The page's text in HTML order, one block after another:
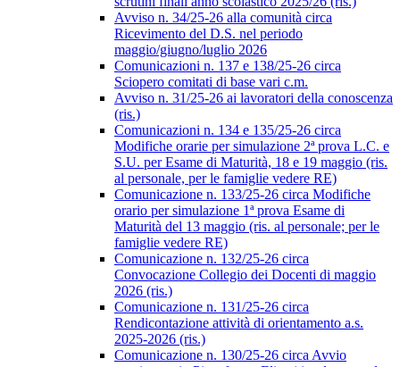
Avviso n. 34/25-26 alla comunità circa
Ricevimento del D.S. nel periodo
maggio/giugno/luglio 2026
Comunicazioni n. 137 e 138/25-26 circa
Sciopero comitati di base vari c.m.
Avviso n. 31/25-26 ai lavoratori della conoscenza
(ris.)
Comunicazioni n. 134 e 135/25-26 circa
Modifiche orarie per simulazione 2ª prova L.C. e
S.U. per Esame di Maturità, 18 e 19 maggio (ris.
al personale, per le famiglie vedere RE)
Comunicazione n. 133/25-26 circa Modifiche
orario per simulazione 1ª prova Esame di
Maturità del 13 maggio (ris. al personale; per le
famiglie vedere RE)
Comunicazione n. 132/25-26 circa
Convocazione Collegio dei Docenti di maggio
2026 (ris.)
Comunicazione n. 131/25-26 circa
Rendicontazione attività di orientamento a.s.
2025-2026 (ris.)
Comunicazione n. 130/25-26 circa Avvio